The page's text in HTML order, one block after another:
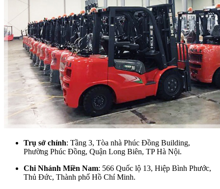
Trụ sở chính: Tầng 3, Tòa nhà Phúc Đồng Building,
Phường Phúc Đồng, Quận Long Biên, TP Hà Nội.
Chi Nhánh Miền Nam: 566 Quốc lộ 13, Hiệp Bình Phước,
Thủ Đức, Thành phố Hồ Chí Minh.